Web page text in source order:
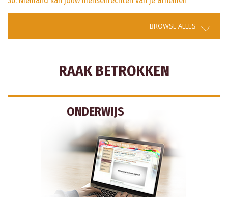
BROWSE ALLES
RAAK BETROKKEN
ONDERWIJS